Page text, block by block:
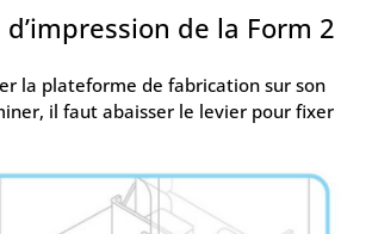
de la Form 2
la plateforme de fabrication sur son
il faut abaisser le levier pour fixer